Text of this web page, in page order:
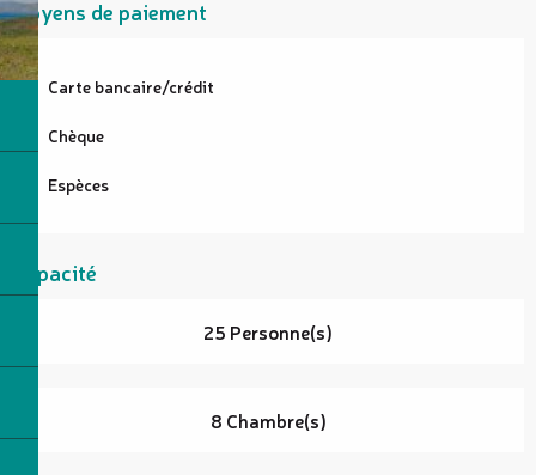
Moyens de paiement
Carte bancaire/crédit
Chèque
Espèces
Capacité
25 Personne(s)
8 Chambre(s)